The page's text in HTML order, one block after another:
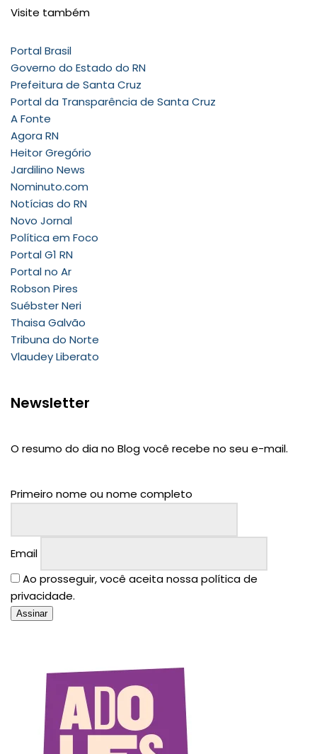
Visite também
Portal Brasil
Governo do Estado do RN
Prefeitura de Santa Cruz
Portal da Transparência de Santa Cruz
A Fonte
Agora RN
Heitor Gregório
Jardilino News
Nominuto.com
Notícias do RN
Novo Jornal
Política em Foco
Portal G1 RN
Portal no Ar
Robson Pires
Suébster Neri
Thaisa Galvão
Tribuna do Norte
Vlaudey Liberato
Newsletter
O resumo do dia no Blog você recebe no seu e-mail.
Primeiro nome ou nome completo
Email
Ao prosseguir, você aceita nossa política de
privacidade.